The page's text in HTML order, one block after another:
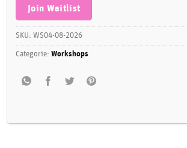
address
to
join
the
waitlist
this
Join Waitlist
SKU:WS04-08-2026
Categorie:Workshops